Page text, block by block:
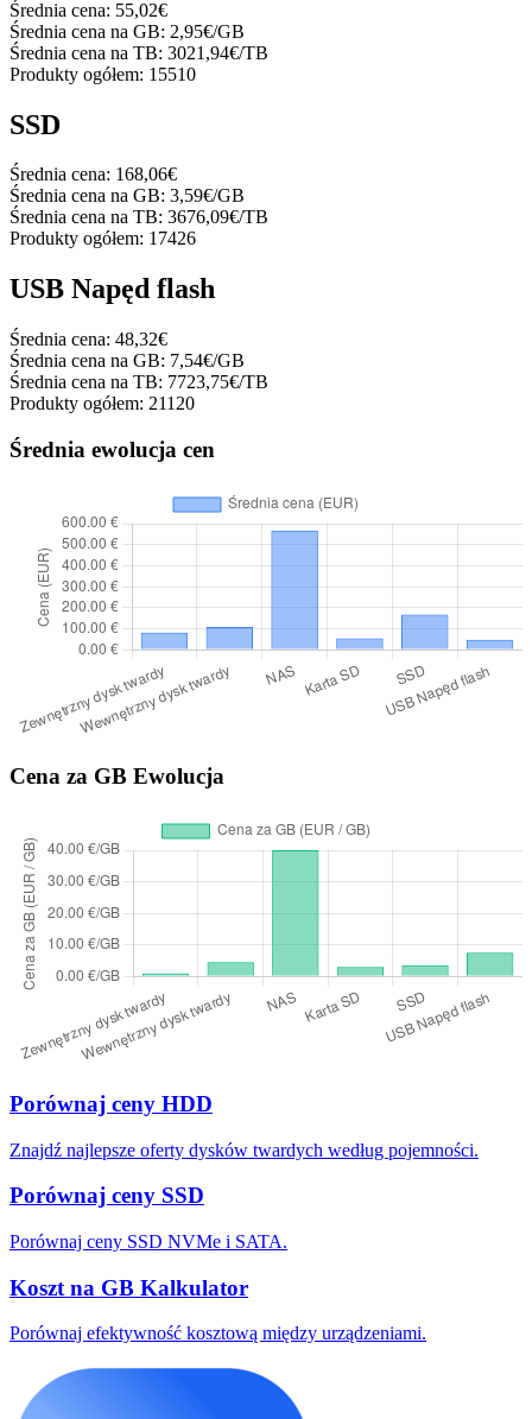
Średnia cena: 55,02€
Średnia cena na GB: 2,95€/GB
Średnia cena na TB: 3021,94€/TB
Produkty ogółem: 15510
SSD
Średnia cena: 168,06€
Średnia cena na GB: 3,59€/GB
Średnia cena na TB: 3676,09€/TB
Produkty ogółem: 17426
USB Napęd flash
Średnia cena: 48,32€
Średnia cena na GB: 7,54€/GB
Średnia cena na TB: 7723,75€/TB
Produkty ogółem: 21120
Średnia ewolucja cen
Cena za GB Ewolucja
Porównaj ceny HDD
Znajdź najlepsze oferty dysków twardych według pojemności.
Porównaj ceny SSD
Porównaj ceny SSD NVMe i SATA.
Koszt na GB Kalkulator
Porównaj efektywność kosztową między urządzeniami.